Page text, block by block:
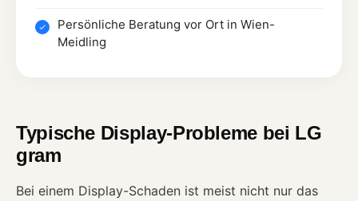
Persönliche Beratung vor Ort in Wien-
Meidling
Typische Display-Probleme bei LG
gram
Bei einem Display-Schaden ist meist nicht nur das